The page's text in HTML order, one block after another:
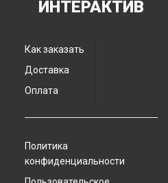
ИНТЕРАКТИВ
Как заказать
Доставка
Оплата
Политика
конфиденциальности